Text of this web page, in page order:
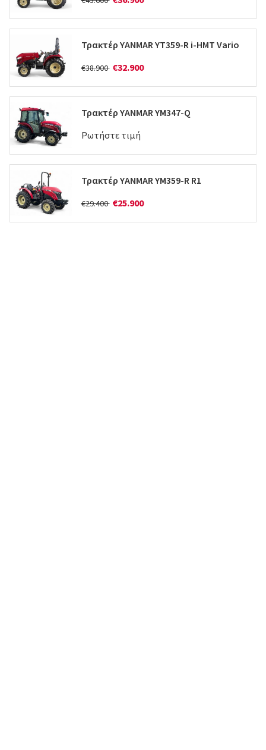
Τρακτέρ YANMAR YT359-R i-HMT Vario
€38.900 €32.900
Τρακτέρ YANMAR YM347-Q
Ρωτήστε τιμή
Τρακτέρ YANMAR YM359-R R1
€29.400 €25.900